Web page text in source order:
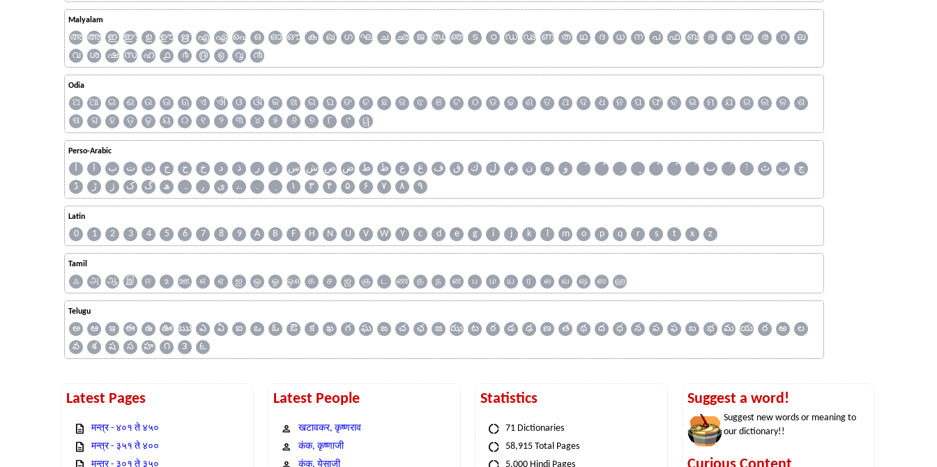
Malyalam
അ ആ ഇ ഈ ഉ ഊ ഋ എ ഏ ഐ ഒ ഓ ഔ ക ഖ ഗ ഘ ച ഛ ജ ഝ ഞ ട ഠ ഡ ഢ ണ ത ഥ ദ ധ ന പ ഫ ബ ഭ മ യ ര റ
ല
വ
ശ ഷ സ ഹ ൧ ൪ ൫ ൭ ൮ ൯
Odia
ଅ ଆ ଇ ଈ ଉ ଊ ଋ ଏ ଐ ଓ ଔ କ ଖ ଗ ଘ ଙ ଚ ଛ ଜ ଝ ଞ ଟ ଠ ଡ ଢ ଣ ତ ଥ ଦ ଧ ନ ପ ଫ ବ ଭ ମ ଯ ର ଲ ଳ
ଶ
ଷ
ସ ହ ଡ଼ ଢ଼ ୟ ୦ ୧ ୨ ୩ ୪ ୫ ୬ ୭ ୮ ୯ ୱ
Perso-Arabic
آ ا ب ت ث ج ح خ د ذ ر ز س ش ص ض ط ظ ع غ ف ق ك ل م ن ه و ٮ ٲ ٹ پ
چ
ڈ
ڑ ژ ک گ ھ ہ ۄ ی ے ۔ ۱ ۳ ۴ ۵ ۶ ۷ ۸ ۹
Latin
0 1 2 3 4 5 6 7 8 9 A B F H N U V W Y c d e g i j k l m o p q r s t x z
Tamil
ஃ அ ஆ இ ஈ உ ஊ எ ஏ ஐ ஒ ஓ ஔ க ச ஜ ஞ ட ண த ந ன ப ம ய ர ல வ ஷ ஸ ஹ
Telugu
అ ఆ ఇ ఈ ఉ ఊ ఋ ఎ ఏ ఐ ఒ ఓ ఔ క ఖ గ ఘ ఙ చ ఛ జ ఝ ట ఠ డ ఢ ణ త థ ద ధ న ప ఫ బ భ మ య ర ఱ
ల
వ
శ ష స హ ౧ ౩ ౬
Latest Pages
मन्त्र - ४०१ ते ४५०
मन्त्र - ३५१ ते ४००
मन्त्र - ३०१ ते ३५०
Latest People
खटावकर, कृष्णराव
कंक, कृष्णाजी
कंक, येसाजी
Statistics
71 Dictionaries
58,915 Total Pages
5,000 Hindi Pages
Suggest a word!
Suggest new words or meaning to
our dictionary!!